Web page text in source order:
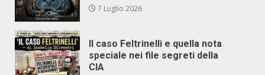
7 Luglio 2026
Il caso Feltrinelli e quella nota
speciale nei file segreti della
CIA